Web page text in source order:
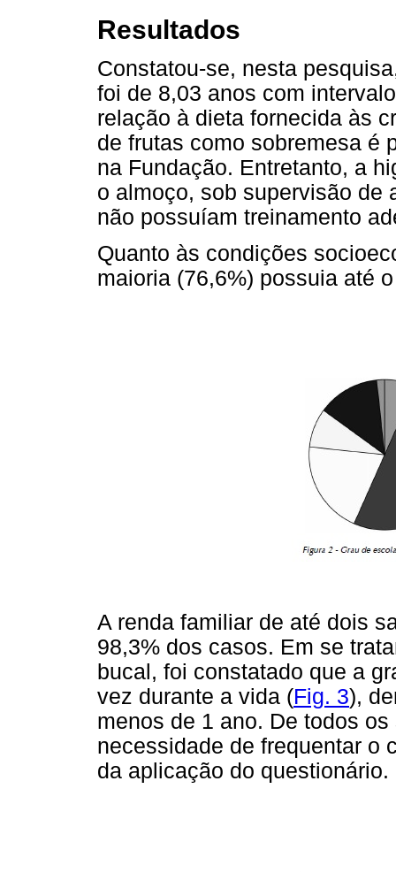
Resultados
Constatou-se, nesta
foi de 8,03 anos com
relação à dieta fornecida às
de frutas como sobremesa é
na Fundação. Entretanto, a
o almoço, sob supervisão de
não possuíam treinamento
Quanto às condições
maioria (76,6%) possuia até
A renda familiar de até dois
98,3% dos casos. Em se
bucal, foi constatado que a
vez durante a vida (Fig. 3),
menos de 1 ano. De todos
necessidade de frequentar o
da aplicação do questionário.